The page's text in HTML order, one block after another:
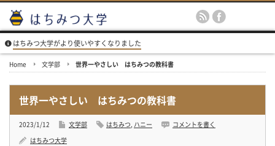
はちみつ大学がより使いやすくなりました
Home 文学部 世界一やさしい はちみつの教科書
世界一やさしい はちみつの教科書
2023/1/12 文学部 はちみつ, ハニー
コメントを書く
はちみつ大学